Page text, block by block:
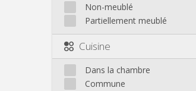
Non-meublé
Partiellement meublé
Cuisine
Dans la chambre
Commune